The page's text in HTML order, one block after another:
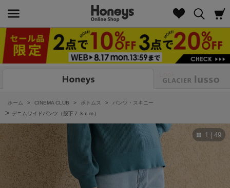
ホーム > CINEMA CLUB > ボトムス > パンツ・スキニー
> デニムワイドパンツ（股下７３ｃｍ）
1 | 49